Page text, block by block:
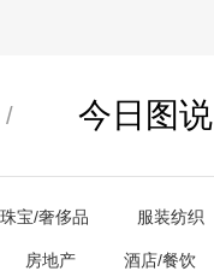
/ 今日图说
珠宝/奢侈品 服装纺织
房地产 酒店/餐饮